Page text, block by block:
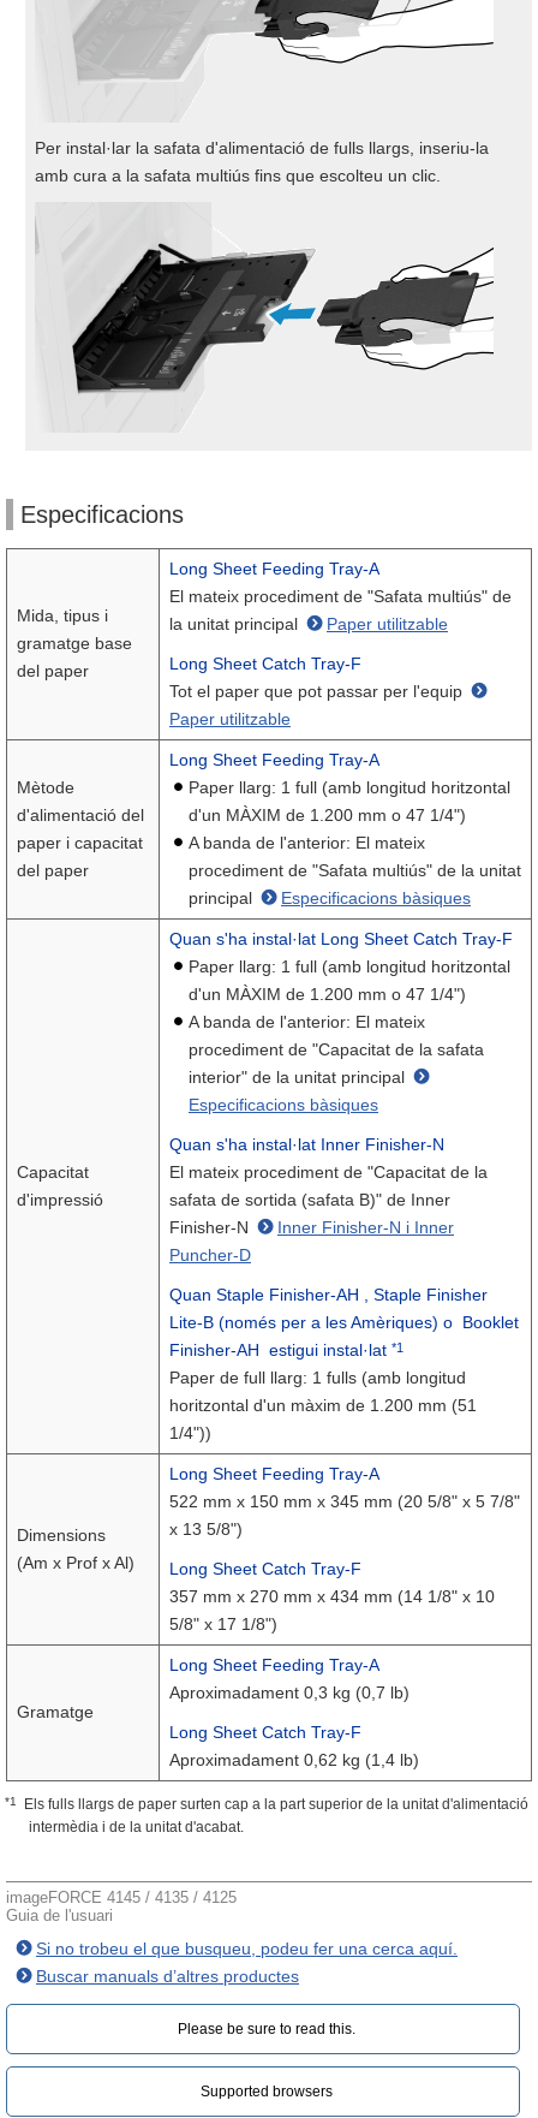
Per instal·lar la safata d'alimentació de fulls llargs, inseriu-la
amb cura a la safata multiús fins que escolteu un clic.
Especificacions
Mida, tipus i
gramatge base
del paper
Long Sheet Feeding Tray-A
El mateix procediment de "Safata multiús" de
la unitat principal
Paper utilitzable
Long Sheet Catch Tray-F
Tot el paper que pot passar per l'equip
Paper utilitzable
Mètode
d'alimentació del
paper i capacitat
del paper
Long Sheet Feeding Tray-A
Paper llarg: 1 full (amb longitud horitzontal
d'un MÀXIM de 1.200 mm o 47 1/4")
A banda de l'anterior: El mateix
procediment de "Safata multiús" de la unitat
principal
Especificacions bàsiques
Capacitat
d'impressió
Quan s'ha instal·lat Long Sheet Catch Tray-F
Paper llarg: 1 full (amb longitud horitzontal
d'un MÀXIM de 1.200 mm o 47 1/4")
A banda de l'anterior: El mateix
procediment de "Capacitat de la safata
interior" de la unitat principal
Especificacions bàsiques
Quan s'ha instal·lat Inner Finisher-N
El mateix procediment de "Capacitat de la
safata de sortida (safata B)" de Inner
Finisher-N
Inner Finisher-N i Inner
Puncher-D
Quan Staple Finisher-AH
, Staple Finisher
Lite-B (només per a les Amèriques) o Booklet
Finisher-AH estigui instal·lat *1
Paper de full llarg: 1 fulls (amb longitud
horitzontal d'un màxim de 1.200 mm (51
1/4"))
Dimensions
(Am x Prof x Al)
Long Sheet Feeding Tray-A
522 mm x 150 mm x 345 mm (20 5/8" x 5 7/8"
x 13 5/8")
Long Sheet Catch Tray-F
357 mm x 270 mm x 434 mm (14 1/8" x 10
5/8" x 17 1/8")
Gramatge
Long Sheet Feeding Tray-A
Aproximadament 0,3 kg (0,7 lb)
Long Sheet Catch Tray-F
Aproximadament 0,62 kg (1,4 lb)
*1
Els fulls llargs de paper surten cap a la part superior de la unitat d'alimentació
intermèdia i de la unitat d'acabat.
imageFORCE 4145 / 4135 / 4125
Guia de l'usuari
Si no trobeu el que busqueu, podeu fer una cerca aquí.
Buscar manuals d’altres productes
Please be sure to read this.‎
Supported browsers